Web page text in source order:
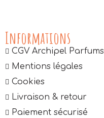
Informations
CGV Archipel Parfums
Mentions légales
Cookies
Livraison & retour
Paiement sécurisé